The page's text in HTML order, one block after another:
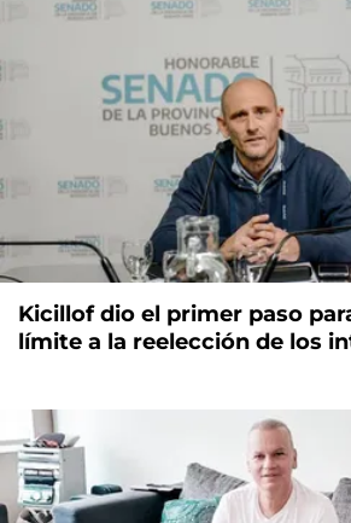
Kicillof dio el primer paso
límite a la reelección de los